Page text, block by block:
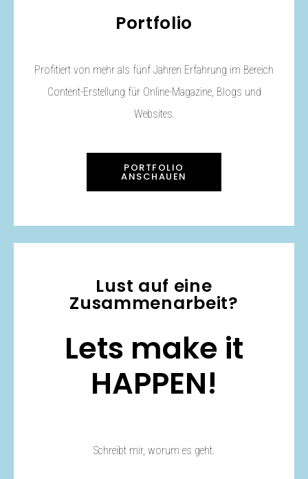
Portfolio
Profitiert von mehr als fünf Jahren Erfahrung im Bereich
Content-Erstellung für Online-Magazine, Blogs und
Websites.
PORTFOLIO
ANSCHAUEN
Lust auf eine
Zusammenarbeit?
Lets make it
HAPPEN!
Schreibt mir, worum es geht.